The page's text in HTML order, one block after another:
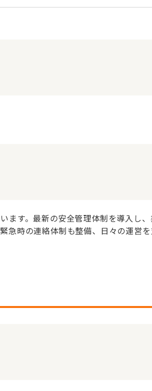
ます。最新の安全管理体制を導入し
急時の連絡体制も整備、日々の運営